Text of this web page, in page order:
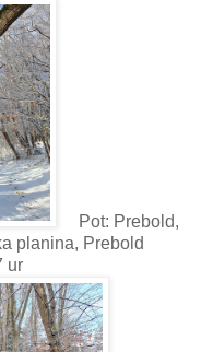
Pot: Prebold,
planina, Prebold
ur